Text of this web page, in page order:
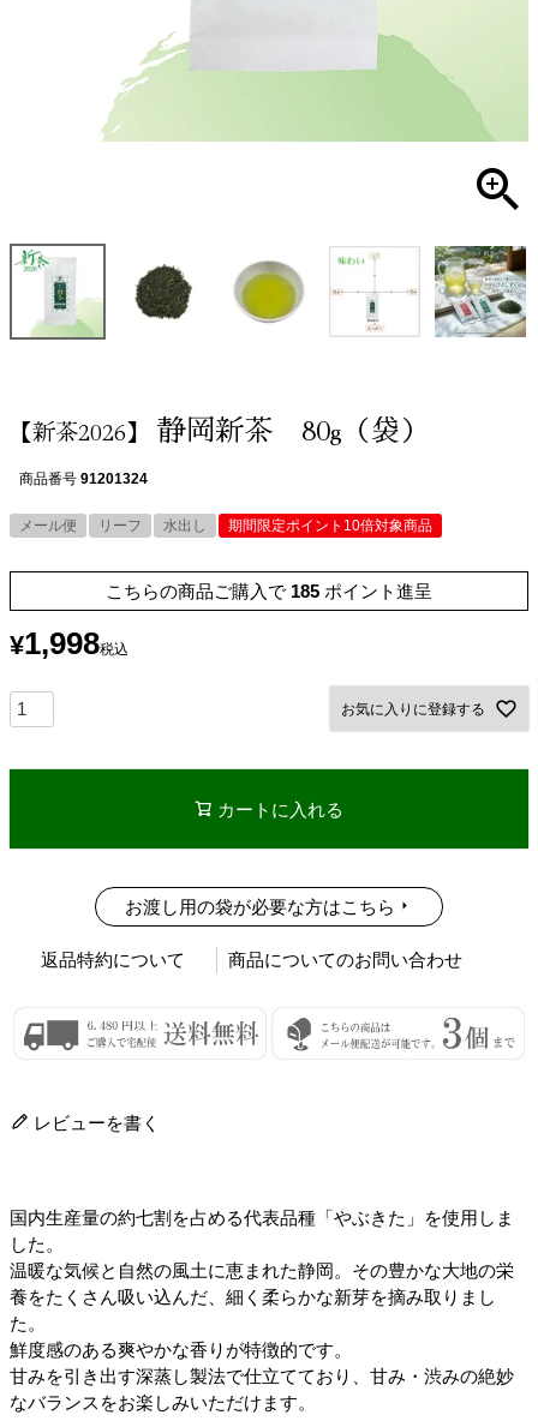
【新茶2026】 静岡新茶 80g（袋）
商品番号 91201324
メール便 リーフ 水出し 期間限定ポイント10倍対象商品
こちらの商品ご購入で 185 ポイント進呈
¥1,998税込
お気に入りに登録する
カートに入れる
お渡し用の袋が必要な方はこちら
返品特約について 商品についてのお問い合わせ
レビューを書く
国内生産量の約七割を占める代表品種「やぶきた」を使用しま
した。
温暖な気候と自然の風土に恵まれた静岡。その豊かな大地の栄
養をたくさん吸い込んだ、細く柔らかな新芽を摘み取りまし
た。
鮮度感のある爽やかな香りが特徴的です。
甘みを引き出す深蒸し製法で仕立てており、甘み・渋みの絶妙
なバランスをお楽しみいただけます。